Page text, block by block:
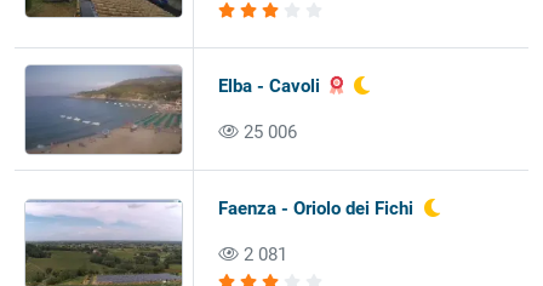
Elba - Cavoli
25 006
Faenza - Oriolo dei Fichi
2 081